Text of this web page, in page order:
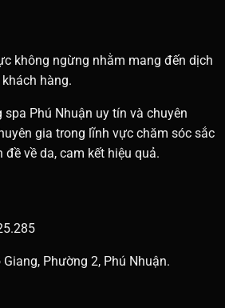
không ngừng nhằm mang đến dịch
hàng.
Phú Nhuận uy tín và chuyên
gia trong lĩnh vực chăm sóc sắc
về da, cam kết hiệu quả.
Phường 2, Phú Nhuận.